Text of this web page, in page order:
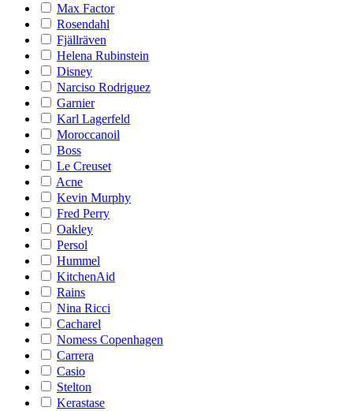
Max Factor
Rosendahl
Fjällräven
Helena Rubinstein
Disney
Narciso Rodriguez
Garnier
Karl Lagerfeld
Moroccanoil
Boss
Le Creuset
Acne
Kevin Murphy
Fred Perry
Oakley
Persol
Hummel
KitchenAid
Rains
Nina Ricci
Cacharel
Nomess Copenhagen
Carrera
Casio
Stelton
Kerastase